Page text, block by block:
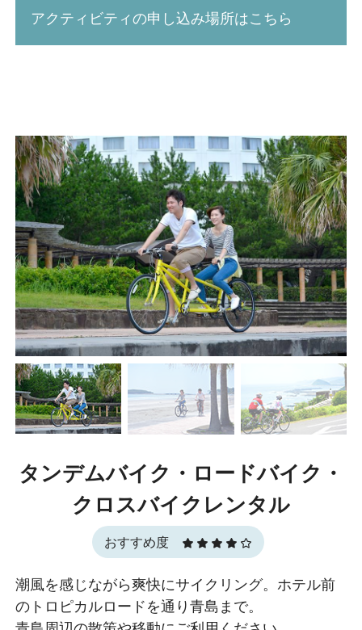
アクティビティの申し込み場所はこちら
タンデムバイク・ロードバイク・
クロスバイクレンタル
おすすめ度
潮風を感じながら爽快にサイクリング。ホテル前
のトロピカルロードを通り青島まで。